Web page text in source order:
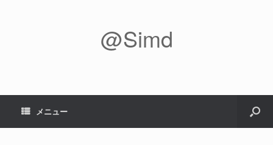
@Simd
メニュー